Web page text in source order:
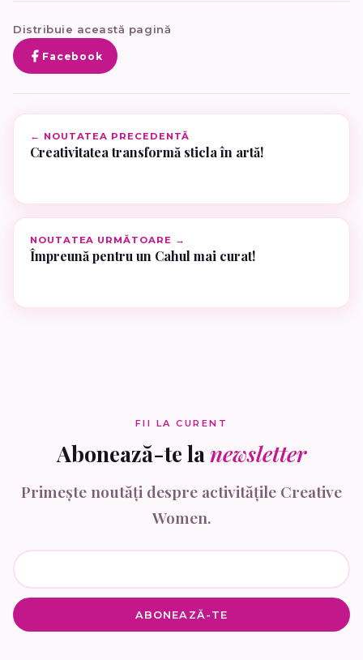
Distribuie această pagină
Facebook
← NOUTATEA PRECEDENTĂ
Creativitatea transformă sticla în artă!
NOUTATEA URMĂTOARE →
Împreună pentru un Cahul mai curat!
FII LA CURENT
Abonează-te lanewsletter
Primește noutăți despre activitățile Creative
Women.